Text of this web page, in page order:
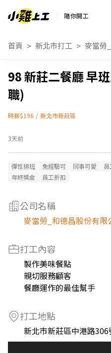
隨你開工
首頁 新北市打工 麥當勞
98 新莊二餐廳 早
職)
時薪$196 / 新北市新莊區
3天前
彈性排班 免經驗可 同事可愛
年終獎金
員工折扣
公司名稱
麥當勞_和德昌股份有限
打工內容
製作美味餐點
親切服務顧客
餐廳運作的最佳幫手
打工地點
新北市新莊區中港路306